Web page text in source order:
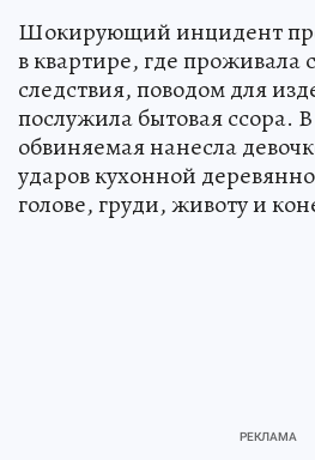
Шокирующий инцидент
в квартире, где проживала
следствия, поводом для
послужила бытовая ссора.
обвиняемая нанесла
ударов кухонной
голове, груди, животу и